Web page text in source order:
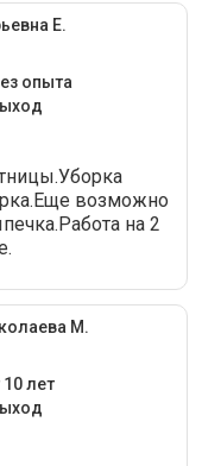
Е.
опыта
возможно
на 2
М.
10 лет